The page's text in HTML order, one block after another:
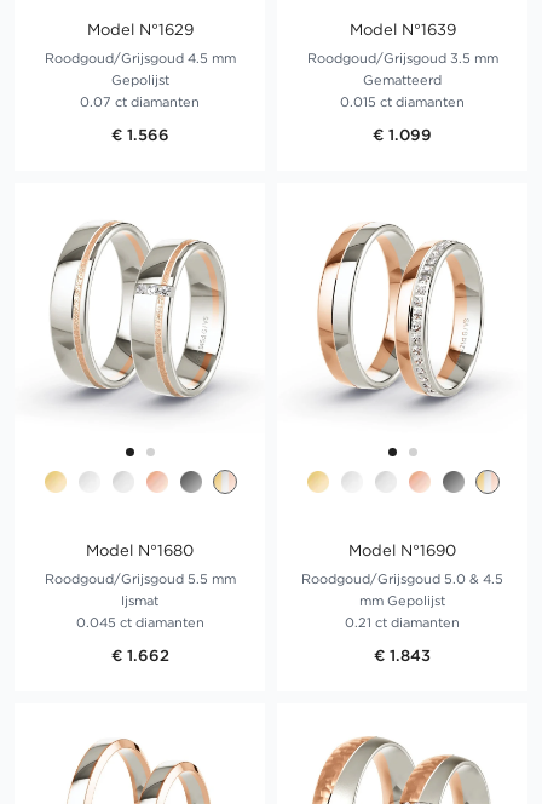
Model N°1629
Roodgoud/Grijsgoud 4.5 mm
Gepolijst
0.07 ct diamanten
€ 1.566
Model N°1639
Roodgoud/Grijsgoud 3.5 mm
Gematteerd
0.015 ct diamanten
€ 1.099
Model N°1680
Roodgoud/Grijsgoud 5.5 mm
Ijsmat
0.045 ct diamanten
€ 1.662
Model N°1690
Roodgoud/Grijsgoud 5.0 & 4.5
mm Gepolijst
0.21 ct diamanten
€ 1.843